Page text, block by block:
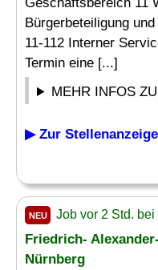
Bürgerbeteiligung
11-112 Interner
Termin eine [...]
MEHR INFOS
▶ Zur Stellenanzeige
NEU Job vor 2 Std.
Friedrich-
Nürnberg